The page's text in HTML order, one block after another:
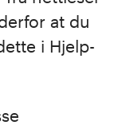
at du
i Hjelp-